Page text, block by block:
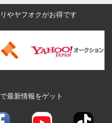
やヤフオクがお得です
最新情報をゲット